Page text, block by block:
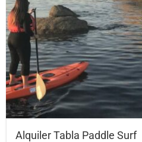
Alquiler Tabla Paddle Surf